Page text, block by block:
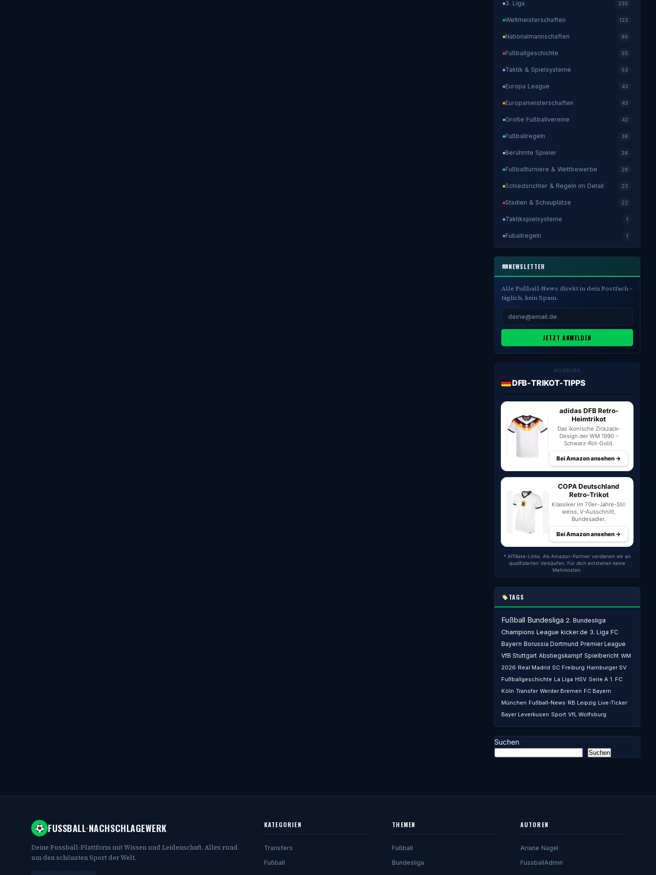
3. Liga 230
Weltmeisterschaften 123
Nationalmannschaften 86
Fußballgeschichte 55
Taktik & Spielsysteme 53
Europa League 43
Europameisterschaften 43
Große Fußballvereine 42
Fußballregeln 38
Berühmte Spieler 36
Fußballturniere & Wettbewerbe 28
Schiedsrichter & Regeln im Detail 23
Stadien & Schauplätze 22
Taktikspielsysteme 1
Fuballregeln 1
NEWSLETTER
Alle Fußball-News direkt in dein Postfach –
täglich, kein Spam.
JETZT ANMELDEN
WERBUNG
DFB-TRIKOT-TIPPS
adidas DFB Retro-
Heimtrikot
Das ikonische Zickzack-
Design der WM 1990 –
Schwarz-Rot-Gold.
Bei Amazon ansehen →
COPA Deutschland
Retro-Trikot
Klassiker im 70er-Jahre-Stil:
weiss, V-Ausschnitt,
Bundesadler.
Bei Amazon ansehen →
* Affiliate-Links. Als Amazon-Partner verdienen wir an
qualifizierten Verkäufen. Für dich entstehen keine
Mehrkosten.
TAGS
Fußball Bundesliga 2. Bundesliga
Champions League kicker.de 3. Liga FC
Bayern Borussia Dortmund Premier League
VfB Stuttgart Abstiegskampf Spielbericht WM
2026 Real Madrid SC Freiburg Hamburger SV
Fußballgeschichte La Liga HSV Serie A 1. FC
Köln Transfer Werder Bremen FC Bayern
München Fußball-News RB Leipzig Live-Ticker
Bayer Leverkusen Sport VfL Wolfsburg
Suchen
Suchen
FUSSBALL·NACHSCHLAGEWERK
Deine Fussball-Plattform mit Wissen und Leidenschaft. Alles rund
um den schönsten Sport der Welt.
KATEGORIEN
Transfers
Fußball
THEMEN
Fußball
Bundesliga
AUTOREN
Ariane Nagel
FussballAdmin